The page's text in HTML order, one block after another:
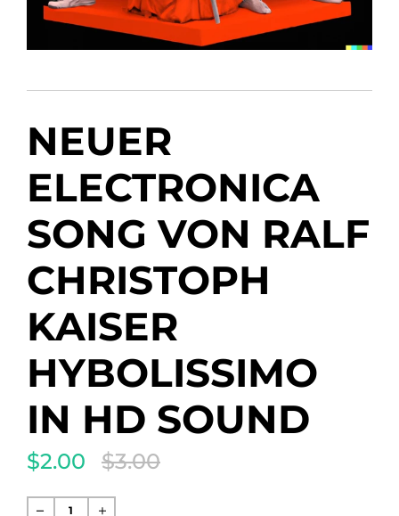
NEUER
ELECTRONICA
SONG VON RALF
CHRISTOPH
KAISER
HYBOLISSIMO
IN HD SOUND
$2.00
Translation
de.products.product.regular_price
$3.00
Normaler